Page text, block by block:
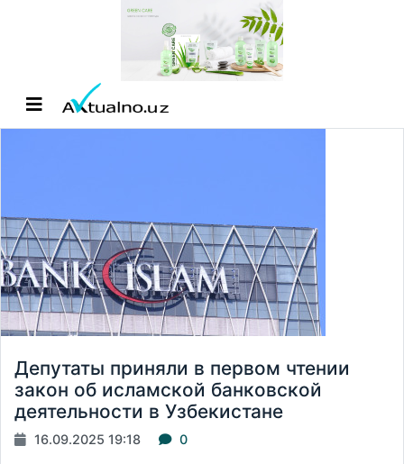
Депутаты приняли в первом чтении
закон об исламской банковской
деятельности в Узбекистане
16.09.2025 19:18 0